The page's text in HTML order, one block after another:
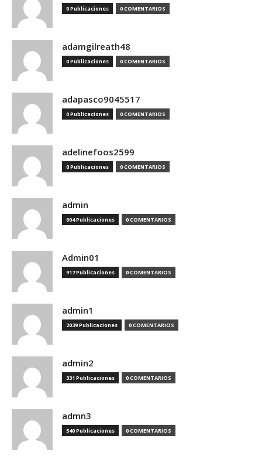
0 Publicaciones 0 COMENTARIOS
adamgilreath48
0 Publicaciones 0 COMENTARIOS
adapasco9045517
0 Publicaciones 0 COMENTARIOS
adelinefoos2599
0 Publicaciones 0 COMENTARIOS
admin
604 Publicaciones 0 COMENTARIOS
Admin01
917 Publicaciones 0 COMENTARIOS
admin1
2039 Publicaciones 0 COMENTARIOS
admin2
331 Publicaciones 0 COMENTARIOS
admn3
540 Publicaciones 0 COMENTARIOS